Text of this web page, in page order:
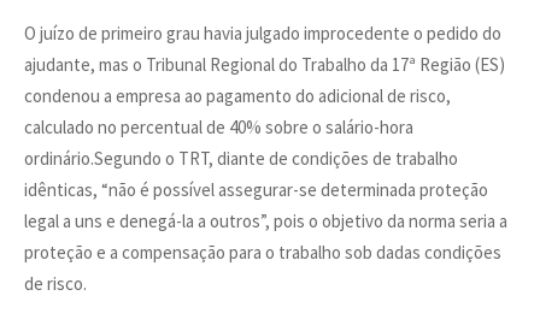
O juízo de primeiro grau havia julgado improcedente o pedido do
ajudante, mas o Tribunal Regional do Trabalho da 17ª Região (ES)
condenou a empresa ao pagamento do adicional de risco,
calculado no percentual de 40% sobre o salário-hora
ordinário.Segundo o TRT, diante de condições de trabalho
idênticas, “não é possível assegurar-se determinada proteção
legal a uns e denegá-la a outros”, pois o objetivo da norma seria a
proteção e a compensação para o trabalho sob dadas condições
de risco.